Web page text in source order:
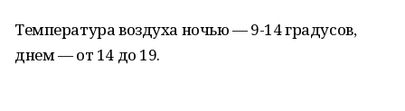
Температура воздуха ночью — 9-14 градусов,
днем — от 14 до 19.